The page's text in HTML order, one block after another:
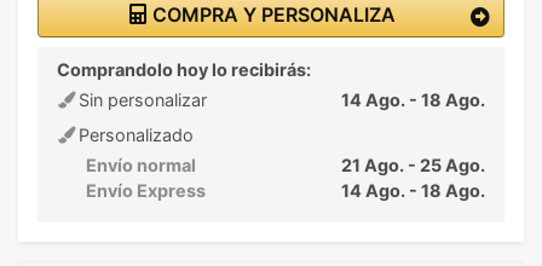
COMPRA Y PERSONALIZA
Comprandolo hoy lo recibirás:
Sin personalizar
14 Ago. - 18 Ago.
Personalizado
Envío normal
21 Ago. - 25 Ago.
Envío Express
14 Ago. - 18 Ago.